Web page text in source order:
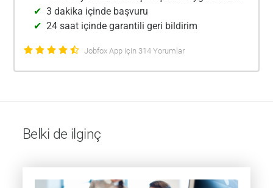
3 dakika içinde başvuru
24 saat içinde garantili geri bildirim
Jobfox App için 314 Yorumlar
Belki de ilginç